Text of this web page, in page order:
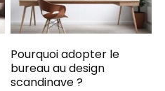
Pourquoi adopter le
bureau au design
scandinave ?